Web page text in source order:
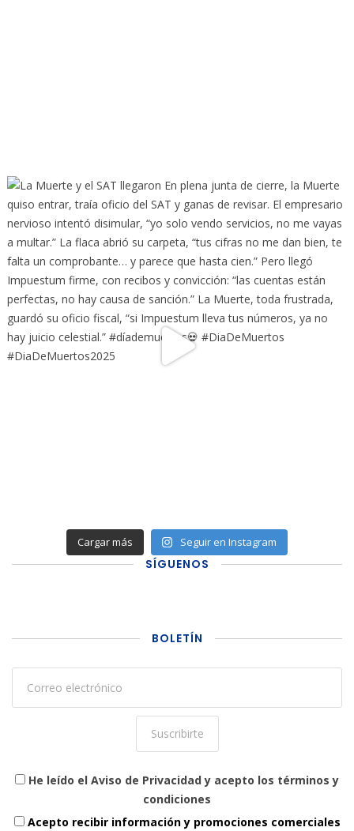
Cargar más Seguir en Instagram
SÍGUENOS
BOLETÍN
He leído el Aviso de Privacidad y acepto los términos y
condiciones
Acepto recibir información y promociones comerciales